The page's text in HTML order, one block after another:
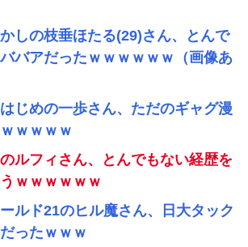
かしの枝垂ほたる(29)さん、とんで
バアだったｗｗｗｗｗｗ（画像あ
はじめの一歩さん、ただのギャグ漫
ｗｗｗｗ
のルフィさん、とんでもない経歴を
ｗｗｗｗｗｗ
ールド21のヒル魔さん、日大タック
ったｗｗｗ